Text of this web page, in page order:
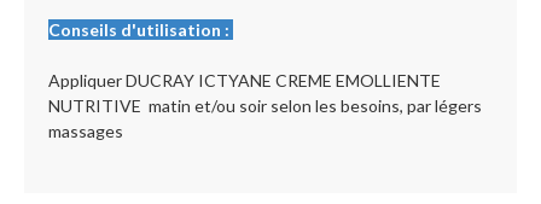
Conseils d'utilisation :
Appliquer DUCRAY ICTYANE CREME EMOLLIENTE
NUTRITIVE matin et/ou soir selon les besoins, par légers
massages